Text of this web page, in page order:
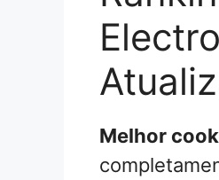
Melhor